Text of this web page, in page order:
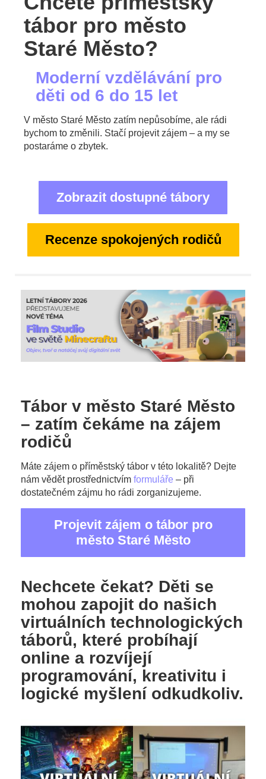
tábor pro město
Staré Město?
Moderní vzdělávání pro
děti od 6 do 15 let
V město Staré Město zatím nepůsobíme, ale rádi
bychom to změnili. Stačí projevit zájem – a my se
postaráme o zbytek.
Zobrazit dostupné tábory
Recenze spokojených rodičů
Tábor v město Staré Město
– zatím čekáme na zájem
rodičů
Máte zájem o příměstský tábor v této lokalitě? Dejte
nám vědět prostřednictvím formuláře – při
dostatečném zájmu ho rádi zorganizujeme.
Projevit zájem o tábor pro
město Staré Město
Nechcete čekat? Děti se
mohou zapojit do našich
virtuálních technologických
táborů, které probíhají
online a rozvíjejí
programování, kreativitu i
logické myšlení odkudkoliv.